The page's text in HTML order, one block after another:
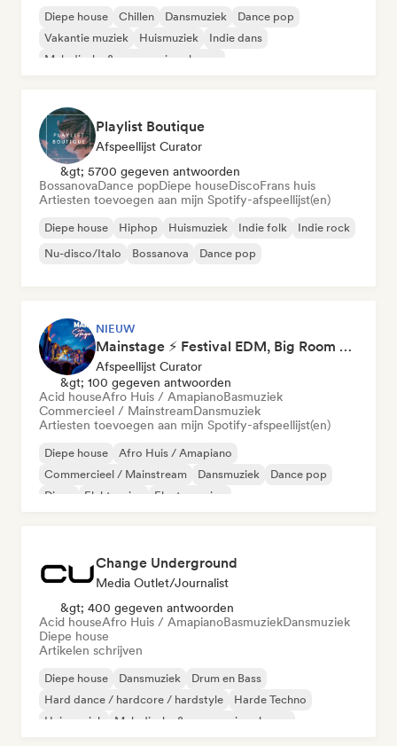
Diepe house Chillen Dansmuziek
Dance pop
Vakantie muziek
Huismuziek
Indie dans
Melodische & progressieve house
Playlist Boutique
Afspeellijst Curator
&gt; 5700 gegeven antwoorden
BossanovaDance popDiepe houseDiscoFrans huis
Artiesten toevoegen aan mijn Spotify-afspeellijst(en)
Diepe house Hiphop Huismuziek Indie folk
Indie rock
Nu-disco/Italo
Bossanova Dance pop
NIEUW
Mainstage ⚡ Festival EDM, Big Room & House Anthems
Afspeellijst Curator
&gt; 100 gegeven antwoorden
Acid houseAfro Huis / AmapianoBasmuziek
Commercieel / MainstreamDansmuziek
Artiesten toevoegen aan mijn Spotify-afspeellijst(en)
Diepe house
Afro Huis / Amapiano
Commercieel / Mainstream
Dansmuziek
Dance pop
Disco
Elektronica Electro swing
Change Underground
Media Outlet/Journalist
&gt; 400 gegeven antwoorden
Acid houseAfro Huis / AmapianoBasmuziekDansmuziek
Diepe house
Artikelen schrijven
Diepe house Dansmuziek
Drum en Bass
Hard dance / hardcore / hardstyle
Harde Techno
Huismuziek
Melodische & progressieve house